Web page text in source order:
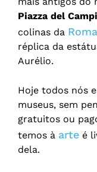
Piazza del
colinas da
réplica da
Aurélio.
Hoje todos nós
museus, sem
gratuitos ou
temos à arte é
dela.